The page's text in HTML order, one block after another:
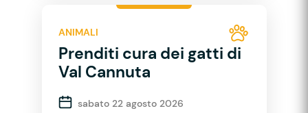
ANIMALI
Prenditi cura dei gatti di
Val Cannuta
sabato 22 agosto 2026